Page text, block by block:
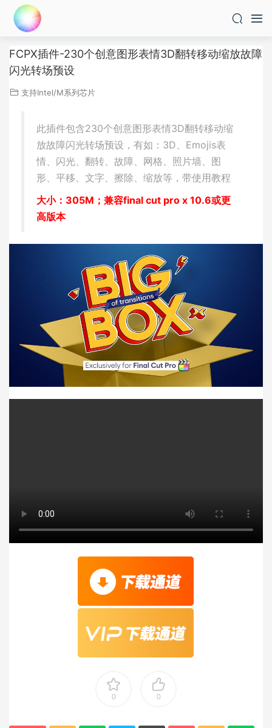
FCPX插件-230个创意图形表情3D翻转移动缩放故障
闪光转场预设
支持Intel/M系列芯片
此插件包含230个创意图形表情3D翻转移动缩
放故障闪光转场预设，有如：3D、Emojis表
情、闪光、翻转、故障、网格、照片墙、图
形、平移、文字、擦除、缩放等，带使用教程
大小：305M；兼容final cut pro x 10.6或更
高版本
0 0